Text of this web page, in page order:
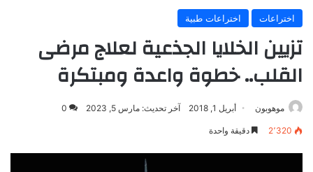
اختراعات اختراعات طبية
تزيين الخلايا الجذعية لعلاج مرضى
القلب.. خطوة واعدة ومبتكرة
موهوبون أبريل 1, 2018 آخر تحديث: مارس 5, 2023 0
2٬320 دقيقة واحدة